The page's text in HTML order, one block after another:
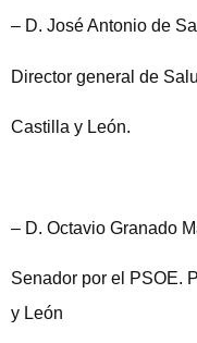
– D. José Antonio de
Director general de
Castilla y León.
– D. Octavio Granado
Senador por el PSOE.
y León